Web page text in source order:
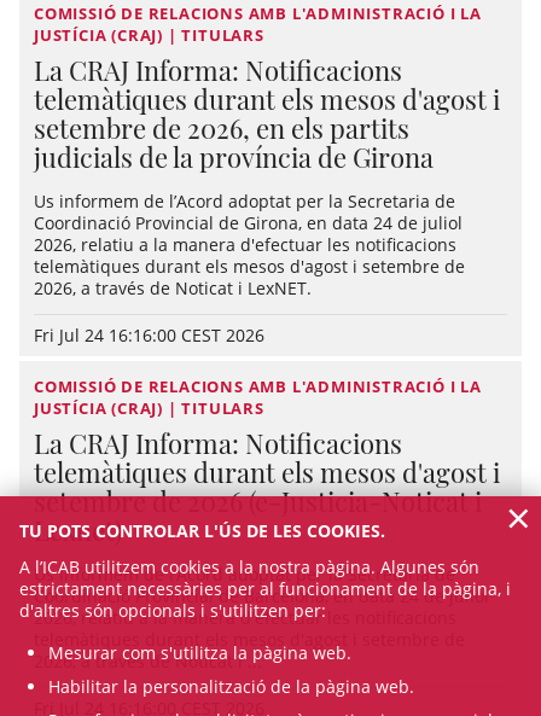
COMISSIÓ DE RELACIONS AMB L'ADMINISTRACIÓ I LA
JUSTÍCIA (CRAJ) | TITULARS
La CRAJ Informa: Notificacions
telemàtiques durant els mesos d'agost i
setembre de 2026, en els partits
judicials de la província de Girona
Us informem de l’Acord adoptat per la Secretaria de
Coordinació Provincial de Girona, en data 24 de juliol
2026, relatiu a la manera d'efectuar les notificacions
telemàtiques durant els mesos d'agost i setembre de
2026, a través de Noticat i LexNET.
Fri Jul 24 16:16:00 CEST 2026
COMISSIÓ DE RELACIONS AMB L'ADMINISTRACIÓ I LA
JUSTÍCIA (CRAJ) | TITULARS
La CRAJ Informa: Notificacions
telemàtiques durant els mesos d'agost i
setembre de 2026 (e-Justicia-Noticat i
Lexnet)
Us informem de l’Acord adoptat per la Secretaria de
Coordinació Provincial de Barcelona, en data 24 de juliol
2026, relatiu a la manera d'efectuar les notificacions
2026, a través de Noticat i ...
TU POTS CONTROLAR L'ÚS DE LES COOKIES.
A l’ICAB utilitzem cookies a la nostra pàgina. Algunes són
estrictament necessàries per al funcionament de la pàgina, i
d'altres són opcionals i s'utilitzen per:
Mesurar com s'utilitza la pàgina web.
Habilitar la personalització de la pàgina web.
×